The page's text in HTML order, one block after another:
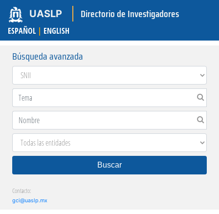
UASLP Directorio de Investigadores
ESPAÑOL | ENGLISH
Búsqueda avanzada
Buscar
Contacto:
gci@uaslp.mx